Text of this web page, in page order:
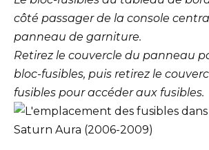
côté passager de la console
panneau de garniture.
Retirez le couvercle du panneau
bloc-fusibles, puis retirez le
fusibles pour accéder aux fusibles.